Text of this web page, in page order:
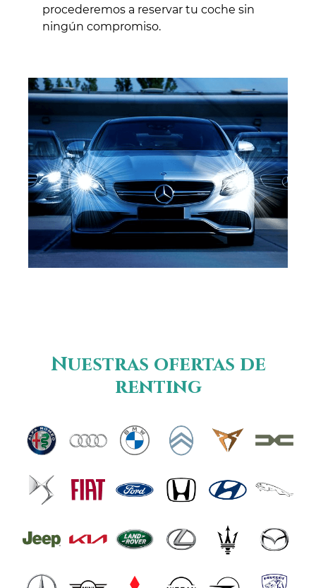
procederemos a reservar tu coche sin
ningún compromiso.
Nuestras ofertas de
renting